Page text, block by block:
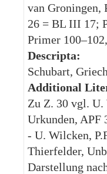
van Groningen,
26 = BL III 17;
Primer
Descripta:
Schubart,
Additional
Zu Z. 30 vgl. U.
Urkunden, APF
- U. Wilcken,
Thierfelder,
Darstellung